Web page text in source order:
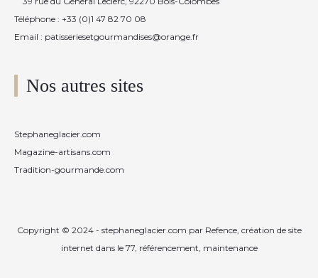
Téléphone : +33 (0)1 47 82 70 08
Email : patisseriesetgourmandises@orange.fr
Nos autres sites
Stephaneglacier.com
Magazine-artisans.com
Tradition-gourmande.com
Copyright © 2024 - stephaneglacier.com par Refence, création de site
internet dans le 77, référencement, maintenance